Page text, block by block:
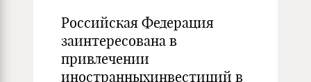
Российская Федерация
заинтересована в
привлечении
иностранныхинвестиций в